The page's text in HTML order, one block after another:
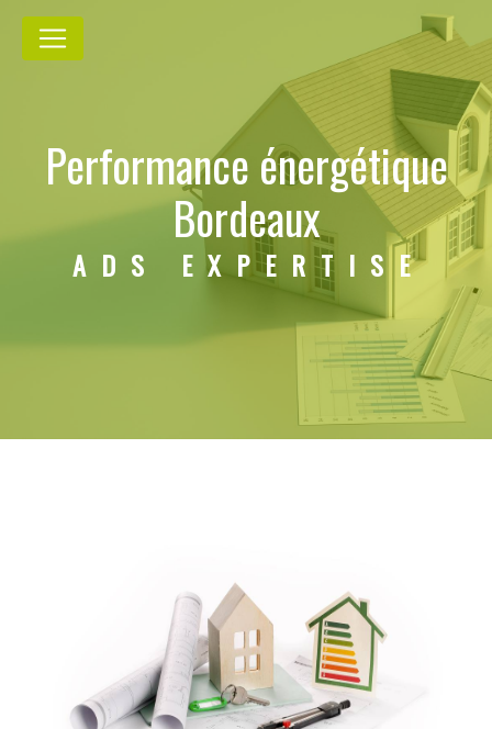
Performance énergétique
Bordeaux
ADS EXPERTISE
Panneau de gestion des cookies